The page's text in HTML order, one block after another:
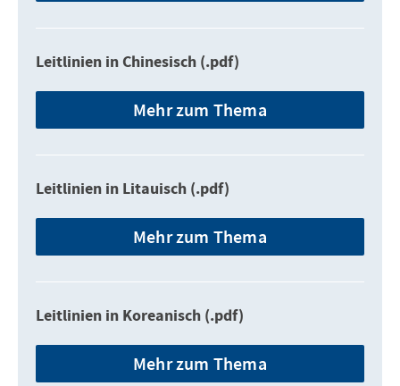
Leitlinien in Chinesisch (.pdf)
Mehr zum Thema
Leitlinien in Litauisch (.pdf)
Mehr zum Thema
Leitlinien in Koreanisch (.pdf)
Mehr zum Thema